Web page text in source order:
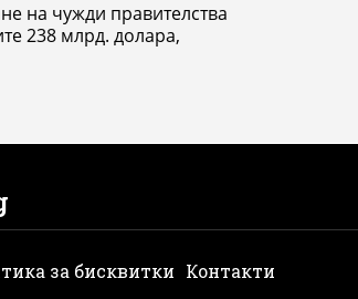
на чужди правителства
238 млрд. долара,
за бисквитки Контакти